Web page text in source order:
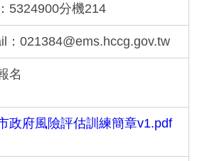
5324900分機214
：021384@ems.hccg.gov.tw
名
政府風險評估訓練簡章v1.pdf